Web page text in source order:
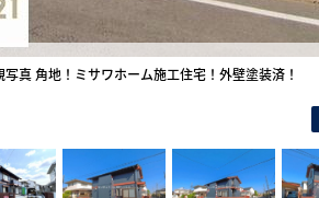
写真 角地！ミサワホーム施工住宅！外壁塗装済！